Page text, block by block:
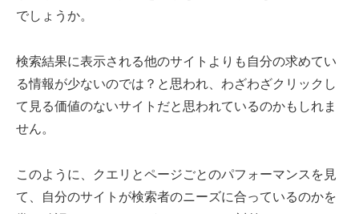
でしょうか。
検索結果に表示される他のサイトよりも自分の求めてい
る情報が少ないのでは？と思われ、 わざわざクリックし
て見る価値のないサイトだと思われているのかもしれま
せん。
このように、クエリとページごとのパフォーマンスを見
て、自分のサイトが検索者のニーズに合っているのかを